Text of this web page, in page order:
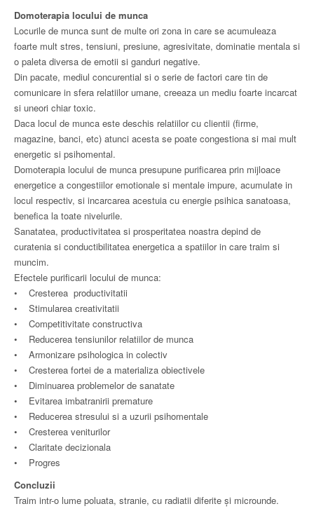
Domoterapia locului de munca
Locurile de munca sunt de multe ori zona in care se acumuleaza
foarte mult stres, tensiuni, presiune, agresivitate, dominatie mentala si
o paleta diversa de emotii si ganduri negative.
Din pacate, mediul concurential si o serie de factori care tin de
comunicare in sfera relatiilor umane, creeaza un mediu foarte incarcat
si uneori chiar toxic.
Daca locul de munca este deschis relatiilor cu clientii (firme,
magazine, banci, etc) atunci acesta se poate congestiona si mai mult
energetic si psihomental.
Domoterapia locului de munca presupune purificarea prin mijloace
energetice a congestiilor emotionale si mentale impure, acumulate in
locul respectiv, si incarcarea acestuia cu energie psihica sanatoasa,
benefica la toate nivelurile.
Sanatatea, productivitatea si prosperitatea noastra depind de
curatenia si conductibilitatea energetica a spatiilor in care traim si
muncim.
Efectele purificarii locului de munca:
• Cresterea productivitatii
• Stimularea creativitatii
• Competitivitate constructiva
• Reducerea tensiunilor relatiilor de munca
• Armonizare psihologica in colectiv
• Cresterea fortei de a materializa obiectivele
• Diminuarea problemelor de sanatate
• Evitarea imbatranirii premature
• Reducerea stresului si a uzurii psihomentale
• Cresterea veniturilor
• Claritate decizionala
• Progres
Concluzii
Traim intr-o lume poluata, stranie, cu radiatii diferite și microunde.